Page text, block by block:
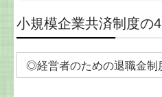
小規模企業共済制度の
◎経営者のための退職金制